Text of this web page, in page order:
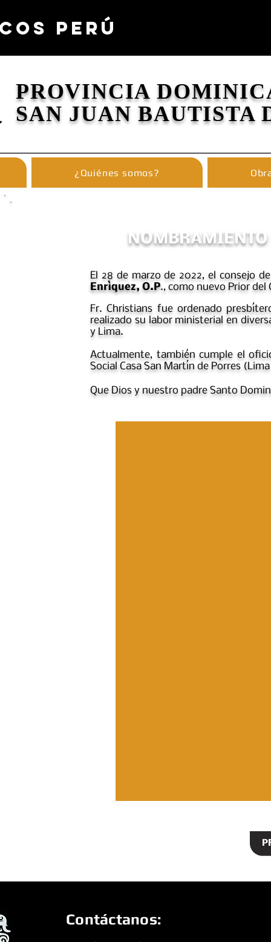
PERÚ
PROVINCIA
SAN JUAN BAUTISTA
¿Quiénes somos?
NOMBRAMIENTO
El 28 de marzo de 2022, el consejo
Enrìquez, O.P., como nuevo Prior del
Fr. Christians fue ordenado
realizado su labor ministerial en
y Lima.
Actualmente, también cumple el
Social Casa San Martín de Porres
Que Dios y nuestro padre Santo
Contáctanos: